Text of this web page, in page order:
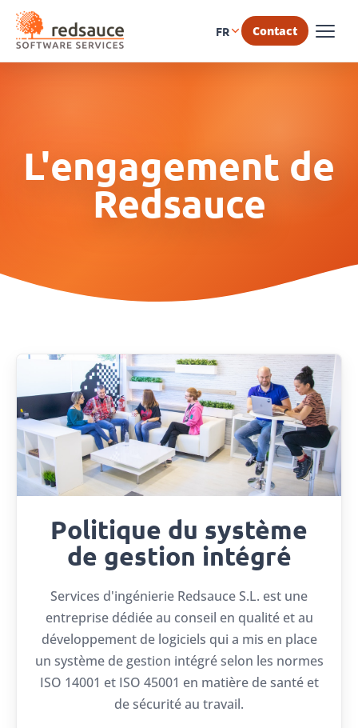
FR Contact
L'engagement de
Redsauce
Politique du système
de gestion intégré
Services d'ingénierie Redsauce S.L. est une
entreprise dédiée au conseil en qualité et au
développement de logiciels qui a mis en place
un système de gestion intégré selon les normes
ISO 14001 et ISO 45001 en matière de santé et
de sécurité au travail.